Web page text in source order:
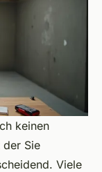
keinen
der Sie
Viele